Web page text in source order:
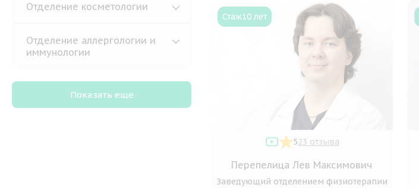
Отделение косметологии
Отделение аллергологии и
иммунологии
Показать еще
Стаж10 лет
523 отзыва
Перепелица Лев Максимович
Заведующий отделением физиотерапии